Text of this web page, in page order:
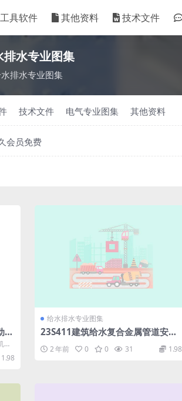
工具软件 其他资料 技术文件
排水专业图集
排水专业图集
技术文件 电气专业图集 其他资料
会员免费
控
械
1.98
给水排水专业图集
23S411建筑给水复合金属管道安装.
2 年前 0 0 31 1.98